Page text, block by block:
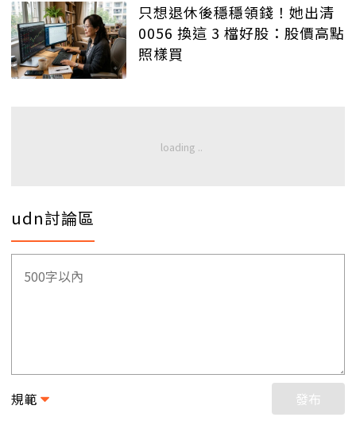
只想退休後穩穩領錢！她出清
0056 換這 3 檔好股：股價高點
照樣買
udn討論區
規範 發布